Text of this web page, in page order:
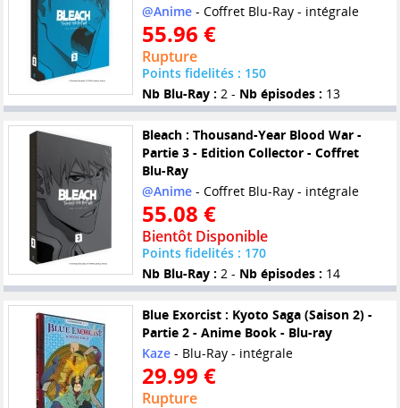
@Anime- Coffret Blu-Ray - intégrale
55.96 €
Rupture
Points fidelités : 150
Nb Blu-Ray : 2 - Nb épisodes : 13
Bleach : Thousand-Year Blood War -
Partie 3 - Edition Collector - Coffret
Blu-Ray
@Anime- Coffret Blu-Ray - intégrale
55.08 €
Bientôt Disponible
Points fidelités : 170
Nb Blu-Ray : 2 - Nb épisodes : 14
Blue Exorcist : Kyoto Saga (Saison 2) -
Partie 2 - Anime Book - Blu-ray
Kaze- Blu-Ray - intégrale
29.99 €
Rupture